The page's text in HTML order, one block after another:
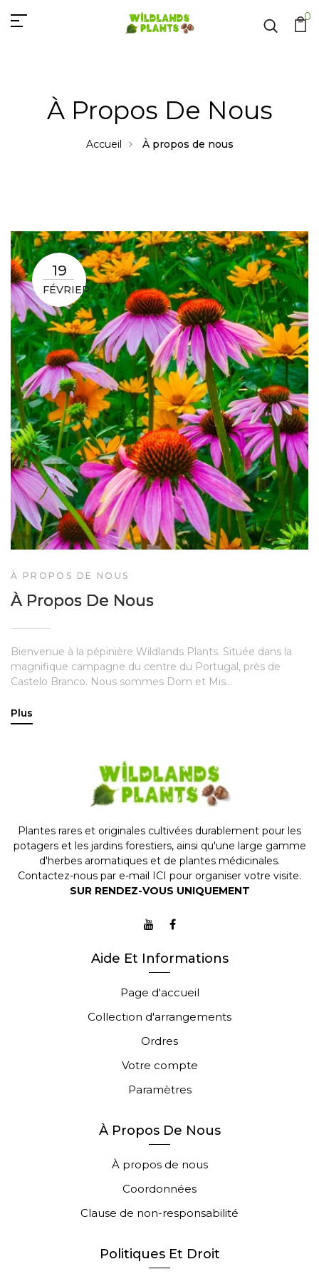
0
À Propos De Nous
Accueil À propos de nous
19
FÉVRIER
À PROPOS DE NOUS
À Propos De Nous
Bienvenue à la pépinière Wildlands Plants. Située dans la
magnifique campagne du centre du Portugal, près de
Castelo Branco. Nous sommes Dom et Mis...
Plus
Plantes rares et originales cultivées durablement pour les
potagers et les jardins forestiers, ainsi qu'une large gamme
d'herbes aromatiques et de plantes médicinales.
Contactez-nous par e-mail ICI pour organiser votre visite.
SUR RENDEZ-VOUS UNIQUEMENT
Aide Et Informations
Page d'accueil
Collection d'arrangements
Ordres
Votre compte
Paramètres
À Propos De Nous
À propos de nous
Coordonnées
Clause de non-responsabilité
Politiques Et Droit